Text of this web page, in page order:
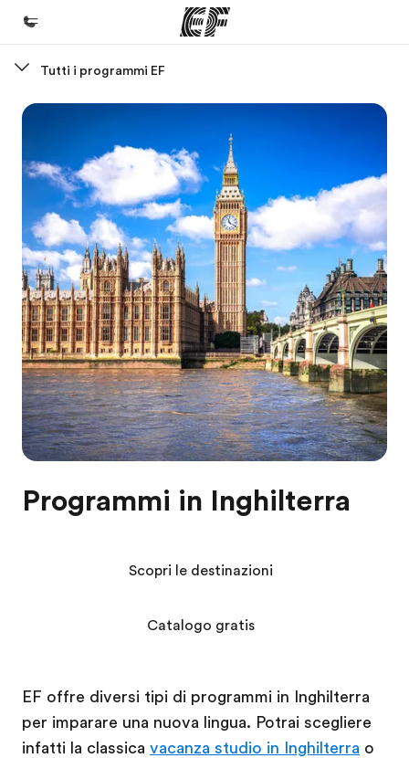
Benvenuto alla EF
Vedi la nostra offerta
Uffici
Trova l'ufficio più vicino
Chi siamo
La nostra organizzazione
Carriera
Lavora con noi
Tutti i programmi EF
Programmi in Inghilterra
EF offre diversi tipi di programmi in Inghilterra
per imparare una nuova lingua. Potrai scegliere
infatti la classica vacanza studio in Inghilterra o
Scopri le destinazioni
Catalogo gratis